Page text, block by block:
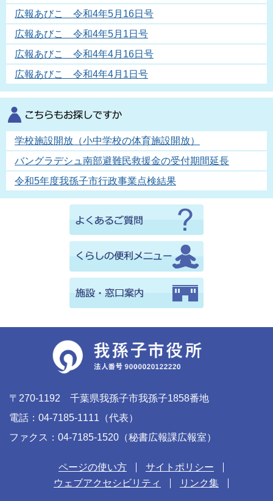
広報あびこ 令和4年5月16日号
広報あびこ 令和4年5月1日号
広報あびこ 令和4年4月16日号
広報あびこ 令和4年4月1日号
学校施設開放（小中学校の体育施設開放）
バングラデシュ南部避難民救援金の受付期間延長
令和5年度我孫子市行政事業点検結果
〒270-1192 千葉県我孫子市我孫子1858番地
電話：04-7185-1111（代表）
ファクス：04-7185-1520（秘書広報課広報室）
ページの使い方
サイトポリシー
ウェブアクセシビリティ
リンク集